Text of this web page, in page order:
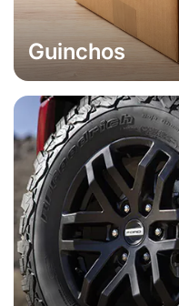
Guinchos